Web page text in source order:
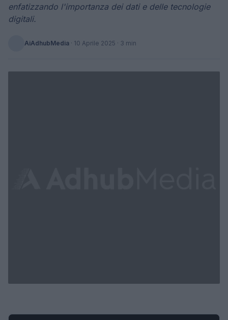
enfatizzando l'importanza dei dati e delle tecnologie
digitali.
AiAdhubMedia · 10 Aprile 2025 · 3 min